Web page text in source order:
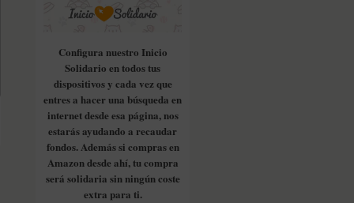
Configura nuestro Inicio
Solidario en todos tus
dispositivos y cada vez que
entres a hacer una búsqueda en
internet desde esa página, nos
estarás ayudando a recaudar
fondos. Además si compras en
Amazon desde ahí, tu compra
será solidaria sin ningún coste
extra para ti.